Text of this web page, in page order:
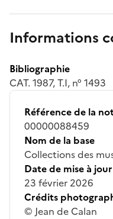
Informations
Bibliographie
CAT. 1987, T.I, n° 1493
Référence de la
00000088459
Nom de la base
Collections des
Date de mise à jour
23 février 2026
Crédits
© Jean de Calan